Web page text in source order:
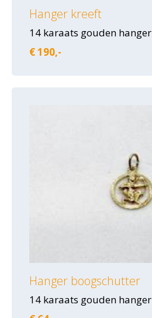
Hanger kreeft
14 karaats gouden hanger
€ 190,-
Hanger boogschutter
14 karaats gouden hanger